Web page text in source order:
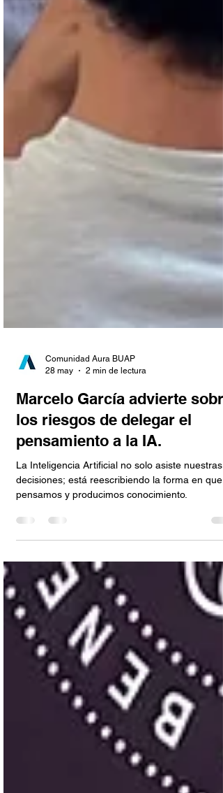
Comunidad Aura BUAP
28 may
Marcelo García advierte sobre
los riesgos de delegar el
pensamiento a la IA.
La Inteligencia Artificial no solo asiste nuestras
decisiones; está reescribiendo la forma en que